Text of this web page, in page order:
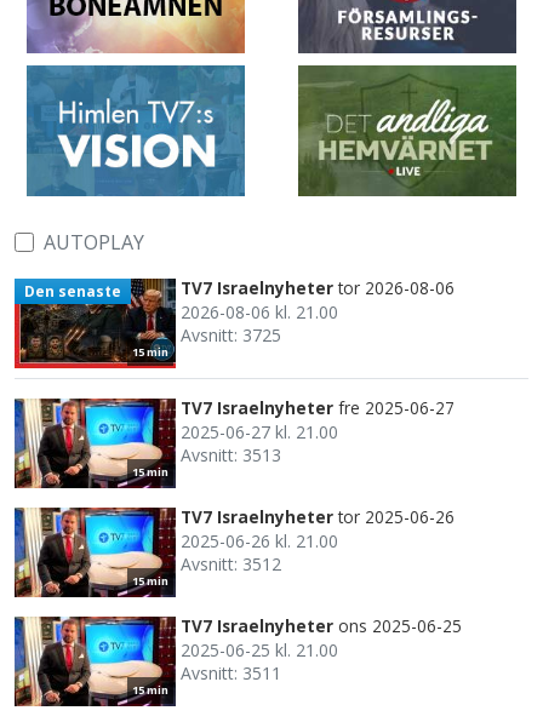
AUTOPLAY
15 min
Den senaste TV7 Israelnyheter tor 2026-08-06
2026-08-06 kl. 21.00
Avsnitt: 3725
15 min
TV7 Israelnyheter fre 2025-06-27
2025-06-27 kl. 21.00
Avsnitt: 3513
15 min
TV7 Israelnyheter tor 2025-06-26
2025-06-26 kl. 21.00
Avsnitt: 3512
15 min
TV7 Israelnyheter ons 2025-06-25
2025-06-25 kl. 21.00
Avsnitt: 3511